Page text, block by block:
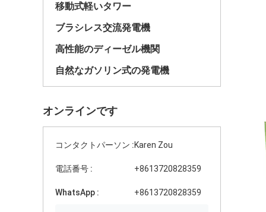
移動式軽いタワー
ブラシレス交流発電機
高性能のディーゼル機関
自然なガソリン式の発電機
オンラインです
コンタクトパーソン :Karen Zou
電話番号 : +8613720828359
WhatsApp : +8613720828359